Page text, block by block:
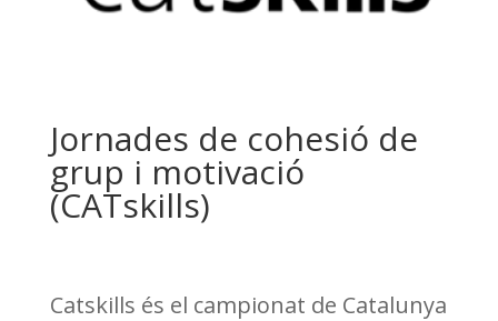
Jornades de cohesió de
grup i motivació
(CATskills)
Catskills és el campionat de Catalunya